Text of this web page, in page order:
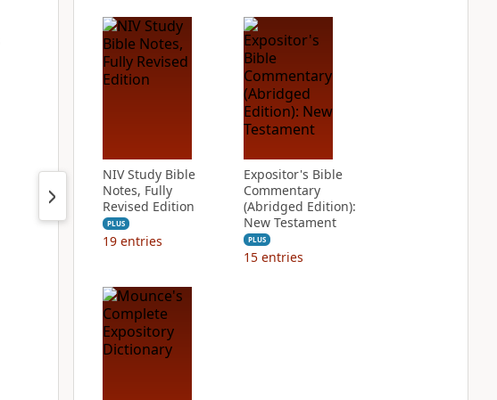
NIV Study Bible
Notes, Fully
Revised Edition
PLUS
19 entries
Expositor's Bible
Commentary
(Abridged Edition):
New Testament
PLUS
15 entries